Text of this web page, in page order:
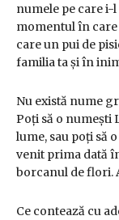
numele pe care i-
momentul în care
care un pui de
familia ta și în
Nu există nume
Poți să o numești
lume, sau poți să
venit prima dată
borcanul de flori.
Ce contează cu